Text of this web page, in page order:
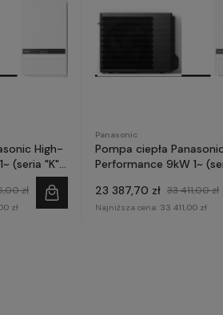
High-
zł
zł
Panasonic
Pompa ciepła
Performance 9kW 1~ (seria "K")
KIT-SDC09KE5
23 387,70 zł 33 411,00 zł
Najniższa cena: 33 411,00 zł